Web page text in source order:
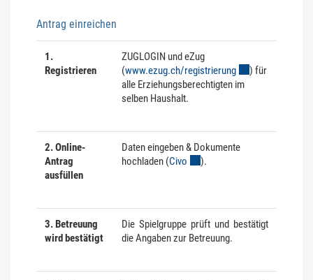
Antrag einreichen
1.
Registrieren
ZUGLOGIN und eZug
(www.ezug.ch/registrierung Externer Link
) für
alle Erziehungsberechtigten im
selben Haushalt.
2. Online-
Antrag
ausfüllen
Daten eingeben & Dokumente
hochladen (Civo Externer Link wird in einem
).
3. Betreuung
wird bestätigt
Die Spielgruppe prüft und bestätigt
die Angaben zur Betreuung.